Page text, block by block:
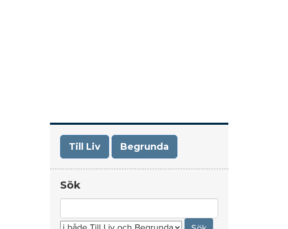
Till Liv Begrunda
Sök
for: